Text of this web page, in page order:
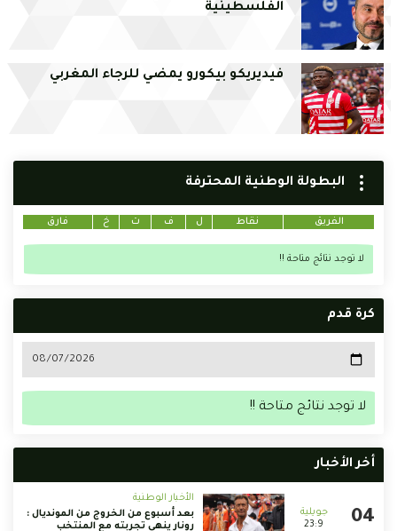
الفلسطينية
فيديريكو بيكورو يمضي للرجاء المغربي
البطولة الوطنية المحترفة
الفريق نقاط ل ف ت خ فارق
لا توجد نتائج متاحة !!
كرة قدم
لا توجد نتائج متاحة !!
أخر الأخبار
23:9
الأخبار الوطنية
بعد أسبوع من الخروج من المونديال :
رونار ينهي تجربته مع المنتخب